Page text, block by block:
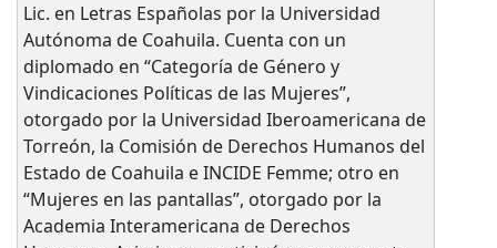
Lic. en Letras Españolas por la Universidad
Autónoma de Coahuila. Cuenta con un
diplomado en “Categoría de Género y
Vindicaciones Políticas de las Mujeres”,
otorgado por la Universidad Iberoamericana de
Torreón, la Comisión de Derechos Humanos del
Estado de Coahuila e INCIDE Femme; otro en
“Mujeres en las pantallas”, otorgado por la
Academia Interamericana de Derechos